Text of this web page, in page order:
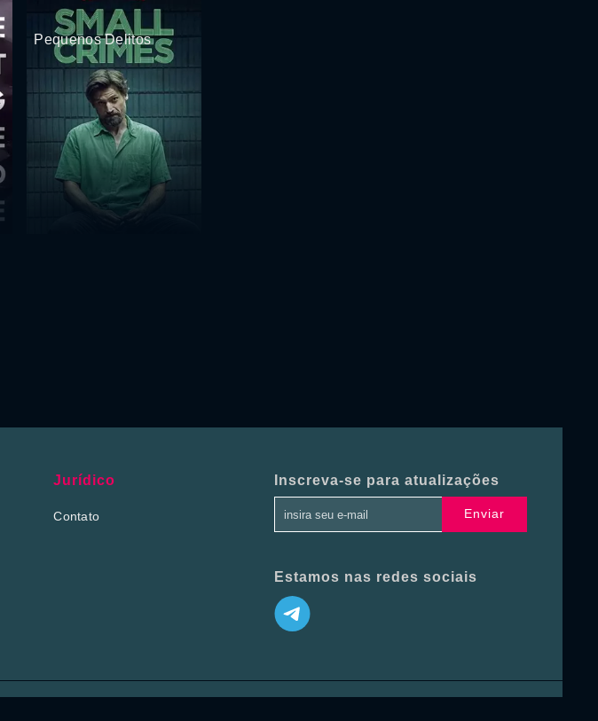
Pequenos Delitos
Jurídico
Contato
Inscreva-se para atualizações
Enviar
Estamos nas redes sociais